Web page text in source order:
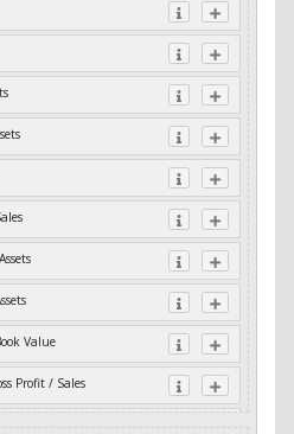
Value
Profit / Sales
Cash Flow / Assets